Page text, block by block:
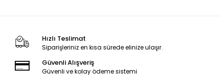
Hızlı Teslimat
Siparişleriniz en kısa sürede elinize ulaşır.
Güvenli Alışveriş
Güvenli ve kolay ödeme sistemi